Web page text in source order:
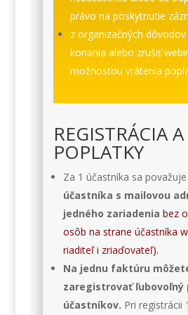
právo na poskytnutie
z organizačných
konania alebo zrušiť
možnosťou vrátenia
REGISTRÁCIA A
POPLATKY
Za 1 účastníka sa považuje
účastníka s mailovou
jedného zariadenia bez
osôb na strane účastníka
riaditeľ i zriaďovateľ).
Na jednu faktúru
zaregistrovať ľubovoľný
účastníkov. Pri registrácii